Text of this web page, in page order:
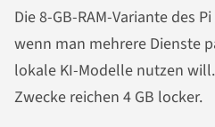
Die 8-GB-RAM-Variante des
wenn man mehrere Dienste
lokale KI-Modelle nutzen
Zwecke reichen 4 GB locker.